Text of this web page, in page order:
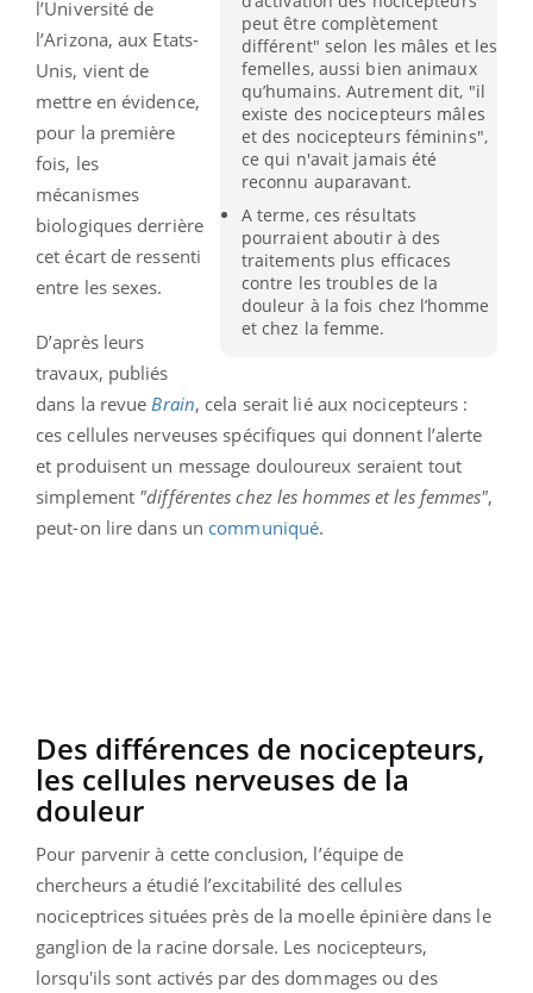
peut être complètement
différent" selon les mâles et les
femelles, aussi bien animaux
qu’humains. Autrement dit, "il
existe des nocicepteurs mâles
et des nocicepteurs féminins",
ce qui n'avait jamais été
reconnu auparavant.
A terme, ces résultats
pourraient aboutir à des
traitements plus efficaces
contre les troubles de la
douleur à la fois chez l’homme
et chez la femme.
l’Université de
l’Arizona, aux Etats-
Unis, vient de
mettre en évidence,
pour la première
fois, les
mécanismes
biologiques derrière
cet écart de ressenti
entre les sexes.
D’après leurs
travaux, publiés
dans la revue Brain, cela serait lié aux nocicepteurs :
ces cellules nerveuses spécifiques qui donnent l’alerte
et produisent un message douloureux seraient tout
simplement "différentes chez les hommes et les femmes",
peut-on lire dans un communiqué.
Des différences de nocicepteurs,
les cellules nerveuses de la
douleur
Pour parvenir à cette conclusion, l’équipe de
chercheurs a étudié l’excitabilité des cellules
nociceptrices situées près de la moelle épinière dans le
ganglion de la racine dorsale. Les nocicepteurs,
lorsqu'ils sont activés par des dommages ou des